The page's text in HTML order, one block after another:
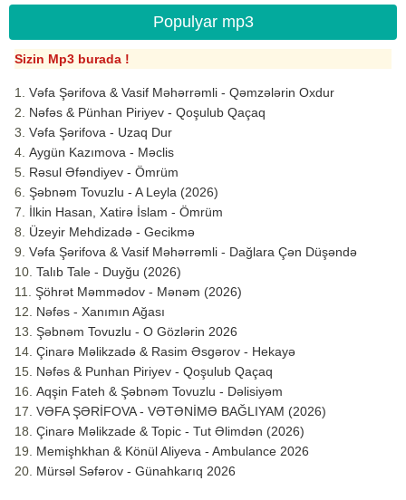
Populyar mp3
Sizin Mp3 burada !
Vəfa Şərifova & Vasif Məhərrəmli - Qəmzələrin Oxdur
Nəfəs & Pünhan Piriyev - Qoşulub Qaçaq
Vəfa Şərifova - Uzaq Dur
Aygün Kazımova - Məclis
Rəsul Əfəndiyev - Ömrüm
Şəbnəm Tovuzlu - A Leyla (2026)
İlkin Hasan, Xatirə İslam - Ömrüm
Üzeyir Mehdizadə - Gecikmə
Vəfa Şərifova & Vasif Məhərrəmli - Dağlara Çən Düşəndə
Talıb Tale - Duyğu (2026)
Şöhrət Məmmədov - Mənəm (2026)
Nəfəs - Xanımın Ağası
Şəbnəm Tovuzlu - O Gözlərin 2026
Çinarə Məlikzadə & Rasim Əsgərov - Hekayə
Nəfəs & Punhan Piriyev - Qoşulub Qaçaq
Aqşin Fateh & Şəbnəm Tovuzlu - Dəlisiyəm
VƏFA ŞƏRİFOVA - VƏTƏNİMƏ BAĞLIYAM (2026)
Çinarə Məlikzade & Topic - Tut Əlimdən (2026)
Memişhkhan & Könül Aliyeva - Ambulance 2026
Mürsəl Səfərov - Günahkarıq 2026